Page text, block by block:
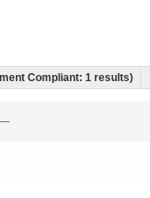
Compliant: 1 results)
―